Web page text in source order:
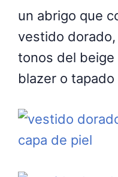
un abrigo que
vestido
tonos del beige
blazer o tapado